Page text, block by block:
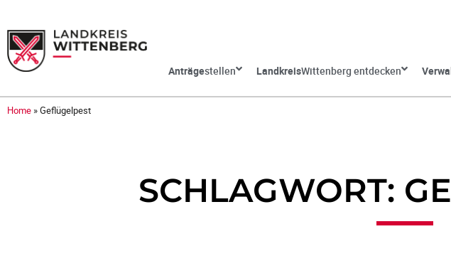
Anträgestellen LandkreisWittenberg entdecken
Home »Geflügelpest
SCHLAGWORT: